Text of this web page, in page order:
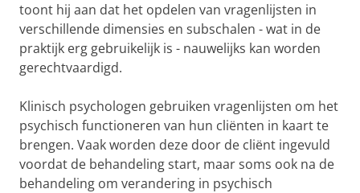
toont hij aan dat het opdelen van vragenlijsten in
verschillende dimensies en subschalen - wat in de
praktijk erg gebruikelijk is - nauwelijks kan worden
gerechtvaardigd.
Klinisch psychologen gebruiken vragenlijsten om het
psychisch functioneren van hun cliënten in kaart te
brengen. Vaak worden deze door de cliënt ingevuld
voordat de behandeling start, maar soms ook na de
behandeling om verandering in psychisch